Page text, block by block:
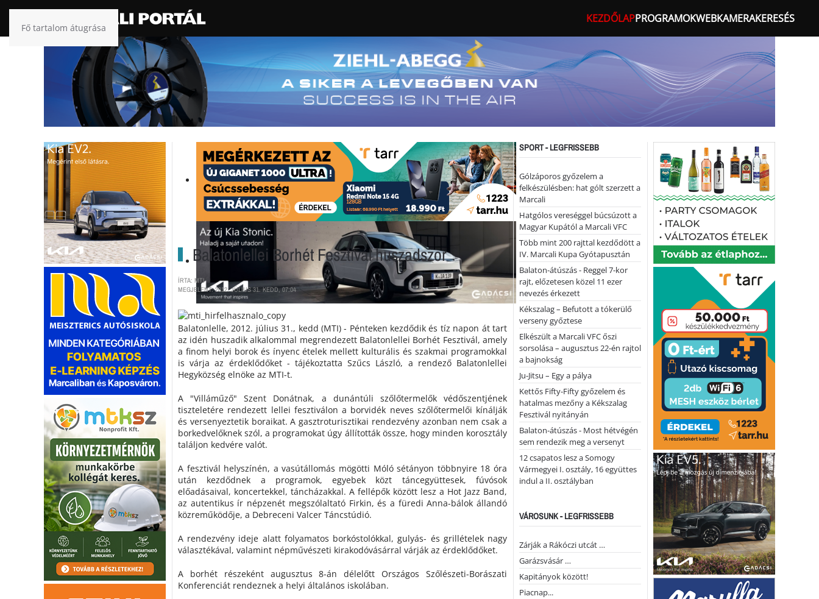
Fő tartalom átugrása
KEZDŐLAPPROGRAMOKWEBKAMERAKERESÉS
Balatonlellei Borhét Fesztivál huszadszor
ÍRTA: MTI
MEGJELENT: 2012. JÚLIUS 31. KEDD, 07:04
Balatonlelle, 2012. július 31., kedd (MTI) - Pénteken kezdődik és tíz napon át tart
az idén huszadik alkalommal megrendezett Balatonlellei Borhét Fesztivál, amely
a finom helyi borok és ínyenc ételek mellett kulturális és szakmai programokkal
is várja az érdeklődőket - tájékoztatta Szűcs László, a rendező Balatonlellei
Hegyközség elnöke az MTI-t.
A "Villáműző" Szent Donátnak, a dunántúli szőlőtermelők védőszentjének
tiszteletére rendezett lellei fesztiválon a borvidék neves szőlőtermelői kínálják
és versenyeztetik boraikat. A gasztroturisztikai rendezvény azonban nem csak a
borkedvelőknek szól, a programokat úgy állították össze, hogy minden korosztály
találjon kedvére valót.
A fesztivál helyszínén, a vasútállomás mögötti Móló sétányon többnyire 18 óra
után kezdődnek a programok, egyebek közt táncegyüttesek, fúvósok
előadásaival, koncertekkel, táncházakkal. A fellépők között lesz a Hot Jazz Band,
az autentikus ír népzenét megszólaltató Firkin, és a füredi Anna-bálok állandó
közreműködője, a Debreceni Valcer Táncstúdió.
A rendezvény ideje alatt folyamatos borkóstolókkal, gulyás- és grillételek nagy
választékával, valamint népművészeti kirakodóvásárral várják az érdeklődőket.
A borhét részeként augusztus 8-án délelőtt Országos Szőlészeti-Borászati
Konferenciát rendeznek a helyi általános iskolában.
SPORT - LEGFRISSEBB
Gólzáporos győzelem a
felkészülésben: hat gólt szerzett a
Marcali
Hatgólos vereséggel búcsúzott a
Magyar Kupától a Marcali VFC
Több mint 200 rajttal kezdődött a
IV. Marcali Kupa Gyótapusztán
Balaton-átúszás - Reggel 7-kor
rajt, előzetesen közel 11 ezer
nevezés érkezett
Kékszalag – Befutott a tókerülő
verseny győztese
Elkészült a Marcali VFC őszi
sorsolása – augusztus 22-én rajtol
a bajnokság
Ju-Jitsu – Egy a pálya
Kettős Fifty-Fifty győzelem és
hatalmas mezőny a Kékszalag
Fesztivál nyitányán
Balaton-átúszás - Most hétvégén
sem rendezik meg a versenyt
12 csapatos lesz a Somogy
Vármegyei I. osztály, 16 együttes
indul a II. osztályban
VÁROSUNK - LEGFRISSEBB
Zárják a Rákóczi utcát …
Garázsvásár …
Kapitányok között!
Piacnap...